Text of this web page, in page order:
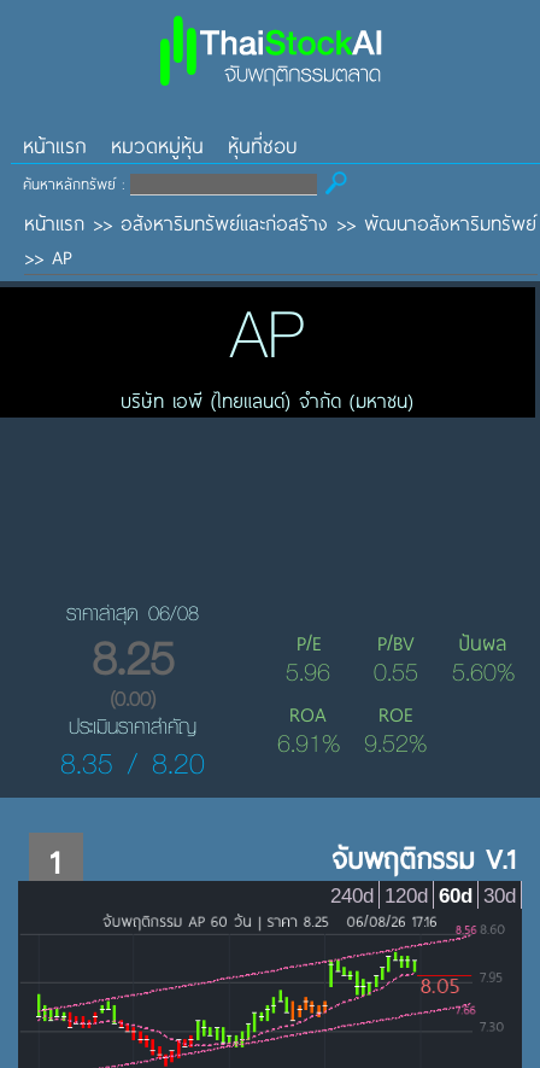
หน้าแรก หมวดหมู่หุ้น หุ้นที่ชอบ
ค้นหาหลักทรัพย์ :
หน้าแรก >> อสังหาริมทรัพย์และก่อสร้าง >> พัฒนาอสังหาริมทรัพย์
>> AP
AP
บริษัท เอพี (ไทยแลนด์) จำกัด (มหาชน)
ราคาล่าสุด 06/08
8.25
(0.00)
ประเมินราคาสำคัญ
8.35 / 8.20
P/E
5.96
P/BV
0.55
ปันผล
5.60%
ROA
6.91%
ROE
9.52%
1 จับพฤติกรรม V.1
30d
60d
120d
240d